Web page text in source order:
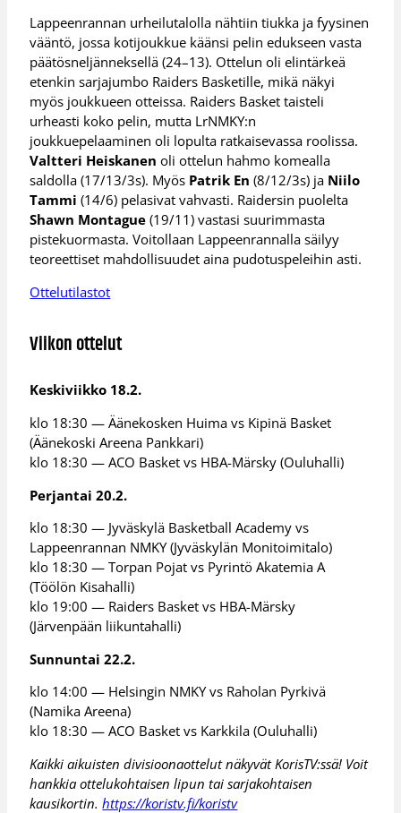
Lappeenrannan urheilutalolla nähtiin tiukka ja fyysinen
vääntö, jossa kotijoukkue käänsi pelin edukseen vasta
päätösneljänneksellä (24–13). Ottelun oli elintärkeä
etenkin sarjajumbo Raiders Basketille, mikä näkyi
myös joukkueen otteissa. Raiders Basket taisteli
urheasti koko pelin, mutta LrNMKY:n
joukkuepelaaminen oli lopulta ratkaisevassa roolissa.
Valtteri Heiskanen oli ottelun hahmo komealla
saldolla (17/13/3s). Myös Patrik En (8/12/3s) ja Niilo
Tammi (14/6) pelasivat vahvasti. Raidersin puolelta
Shawn Montague (19/11) vastasi suurimmasta
pistekuormasta. Voitollaan Lappeenrannalla säilyy
teoreettiset mahdollisuudet aina pudotuspeleihin asti.
Ottelutilastot
Viikon ottelut
Keskiviikko 18.2.
klo 18:30 — Äänekosken Huima vs Kipinä Basket
(Äänekoski Areena Pankkari)
klo 18:30 — ACO Basket vs HBA-Märsky (Ouluhalli)
Perjantai 20.2.
klo 18:30 — Jyväskylä Basketball Academy vs
Lappeenrannan NMKY (Jyväskylän Monitoimitalo)
klo 18:30 — Torpan Pojat vs Pyrintö Akatemia A
(Töölön Kisahalli)
klo 19:00 — Raiders Basket vs HBA-Märsky
(Järvenpään liikuntahalli)
Sunnuntai 22.2.
klo 14:00 — Helsingin NMKY vs Raholan Pyrkivä
(Namika Areena)
klo 18:30 — ACO Basket vs Karkkila (Ouluhalli)
Kaikki aikuisten divisioonaottelut näkyvät KorisTV:ssä! Voit
hankkia ottelukohtaisen lipun tai sarjakohtaisen
kausikortin.https://koristv.fi/koristv